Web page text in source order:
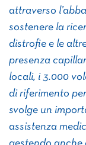
attraverso
sostenere la
distrofie e le
presenza
locali, i 3.000
di riferimento
svolge un
assistenza